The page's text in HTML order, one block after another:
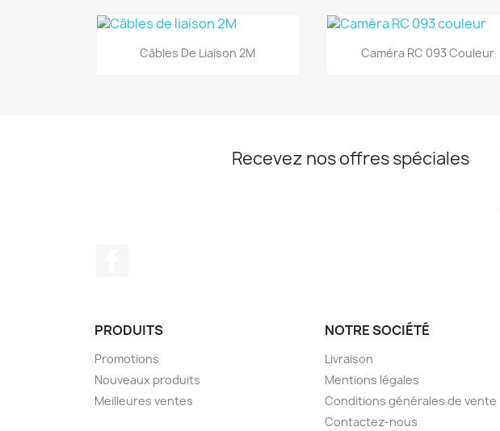
Aperçu rapide
Câbles De Liaison 2M Aperçu rapide
Caméra RC 093 Couleur
Recevez nos offres spéciales
PRODUITS
Promotions
Nouveaux produits
Meilleures ventes
NOTRE SOCIÉTÉ
Livraison
Mentions légales
Conditions générales de vente
Contactez-nous